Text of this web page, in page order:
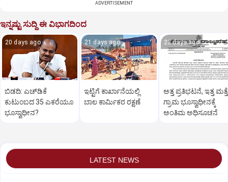
ADVERTISEMENT
ಇನ್ನಷ್ಟು ಸುದ್ದಿ ಈ ವಿಭಾಗದಿಂದ
20 days ago
ಬಿಡದಿ: ಎಚ್‌ಡಿಕೆ
ಕುಟುಂಬದ 35 ಎಕರೆಯೂ
ಭೂಸ್ವಾಧೀನ?
21 days ago
ಇಟ್ಟಿಗೆ ಕಾರ್ಖಾನೆಯಲ್ಲಿ
ಬಾಲ ಕಾರ್ಮಿಕರ ರಕ್ಷಣೆ
23 days ago
ಅತ್ತ ಪ್ರತಿಭಟನೆ, ಇತ್ತ
ಗ್ರಾಮ ಭೂಸ್ವಾಧೀನಕ್ಕೆ
ಅಂತಿಮ ಅಧಿಸೂಚನೆ
LATEST NEWS